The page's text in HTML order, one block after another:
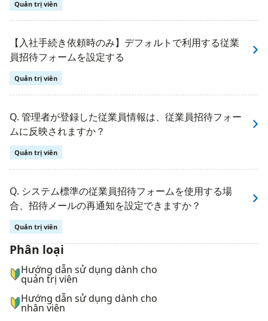
Quản trị viên
【入社手続き依頼時のみ】デフォルトで利用する従業
員招待フォームを設定する
Quản trị viên
Q. 管理者が登録した従業員情報は、従業員招待フォー
ムに反映されますか？
Quản trị viên
Q. システム標準の従業員招待フォームを使用する場
合、招待メールの再通知を設定できますか？
Quản trị viên
ナビゲーションメニュー
Phân loại
Hướng dẫn sử dụng dành cho
quản trị viên
Hướng dẫn sử dụng dành cho
nhân viên